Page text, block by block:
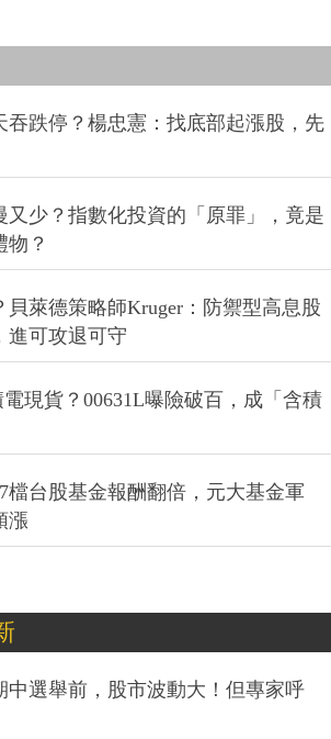
吞跌停？楊忠憲：找底部起漲股，先
又少？指數化投資的「原罪」，竟是
物？
貝萊德策略師Kruger：防禦型高息股
進可攻退可守
現貨？00631L曝險破百，成「含積
檔台股基金報酬翻倍，元大基金軍
漲
中選舉前，股市波動大！但專家呼